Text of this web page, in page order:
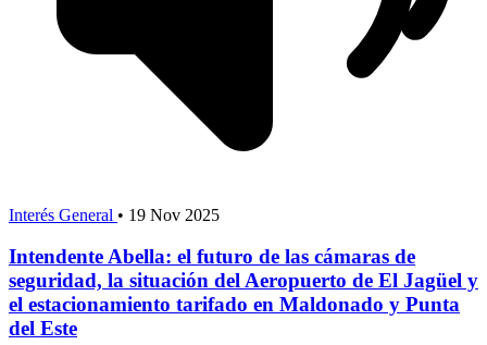
Interés General • 19 Nov 2025
Intendente Abella: el futuro de las cámaras de
seguridad, la situación del Aeropuerto de El Jagüel y
el estacionamiento tarifado en Maldonado y Punta
del Este